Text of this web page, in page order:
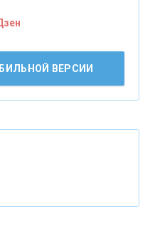
впервые за 19 лет -
ВЕРСИИ